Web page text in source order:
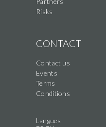
Risks
CONTACT
Contact us
Events
Terms
Conditions
Langues